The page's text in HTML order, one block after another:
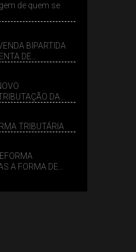
de quem se
BIPARTIDA
DE
DA
TRIBUTÁRIA
A FORMA DE